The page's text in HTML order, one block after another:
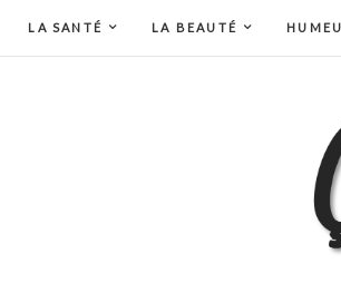
LA SANTÉ LA BEAUTÉ